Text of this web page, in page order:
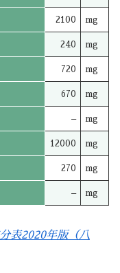
2100 mg
240 mg
720 mg
670 mg
– mg
12000 mg
270 mg
– mg
表2020年版（八